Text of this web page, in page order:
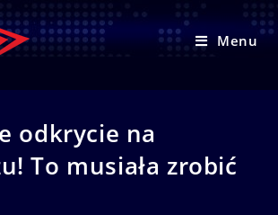
Menu
odkrycie na
To musiała zrobić